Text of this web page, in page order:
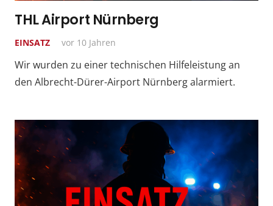
THL Airport Nürnberg
EINSATZ vor 10 Jahren
Wir wurden zu einer technischen Hilfeleistung an
den Albrecht-Dürer-Airport Nürnberg alarmiert.